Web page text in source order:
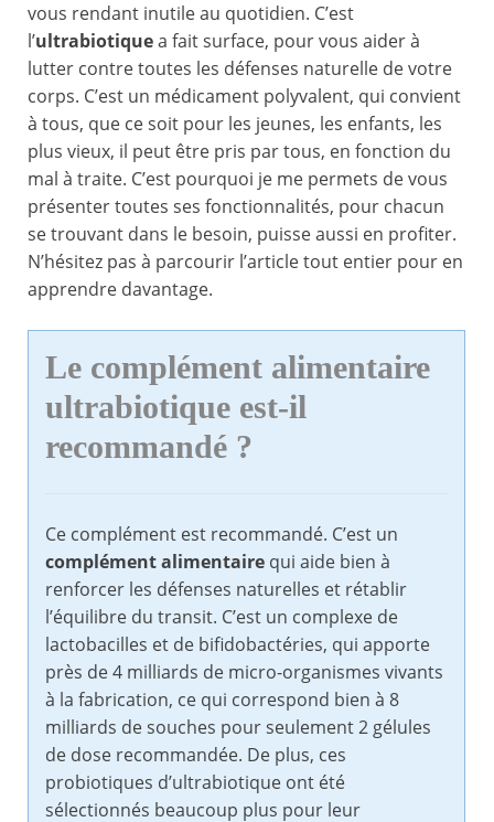
vous rendant inutile au quotidien. C’est
l’ultrabiotiquea fait surface, pour vous aider à
lutter contre toutes les défenses naturelle de votre
corps. C’est un médicament polyvalent, qui convient
à tous, que ce soit pour les jeunes, les enfants, les
plus vieux, il peut être pris par tous, en fonction du
mal à traite. C’est pourquoi je me permets de vous
présenter toutes ses fonctionnalités, pour chacun
se trouvant dans le besoin, puisse aussi en profiter.
N’hésitez pas à parcourir l’article tout entier pour en
apprendre davantage.
Le complément alimentaire
ultrabiotique est-il
recommandé ?
Ce complément est recommandé. C’est un
complément alimentaire qui aide bien à
renforcer les défenses naturelles et rétablir
l’équilibre du transit. C’est un complexe de
lactobacilles et de bifidobactéries, qui apporte
près de 4 milliards de micro-organismes vivants
à la fabrication, ce qui correspond bien à 8
milliards de souches pour seulement 2 gélules
de dose recommandée. De plus, ces
probiotiques d’ultrabiotique ont été
sélectionnés beaucoup plus pour leur